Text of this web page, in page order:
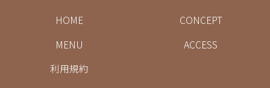
HOME
CONCEPT
MENU
ACCESS
利用規約